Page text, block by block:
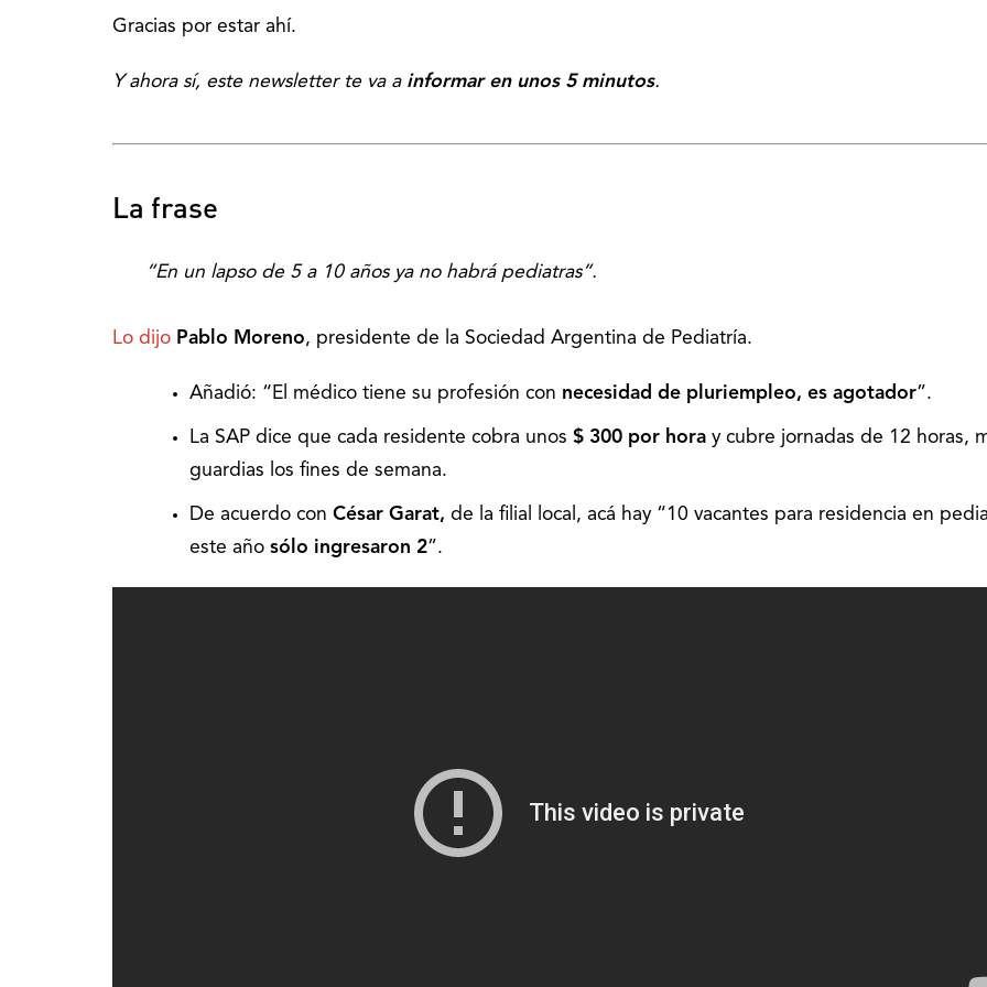
Gracias por estar ahí.
Y ahora sí, este newsletter te va a informar en unos 5 minutos.
La frase
“En un lapso de 5 a 10 años ya no habrá pediatras”.
Lo dijo Pablo Moreno, presidente de la Sociedad Argentina de Pediatría.
Añadió: “El médico tiene su profesión con necesidad de pluriempleo, es agotador”.
La SAP dice que cada residente cobra unos $ 300 por hora y cubre jornadas de 12 horas,
guardias los fines de semana.
De acuerdo con César Garat, de la filial local, acá hay “10 vacantes para residencia en
este año sólo ingresaron 2”.